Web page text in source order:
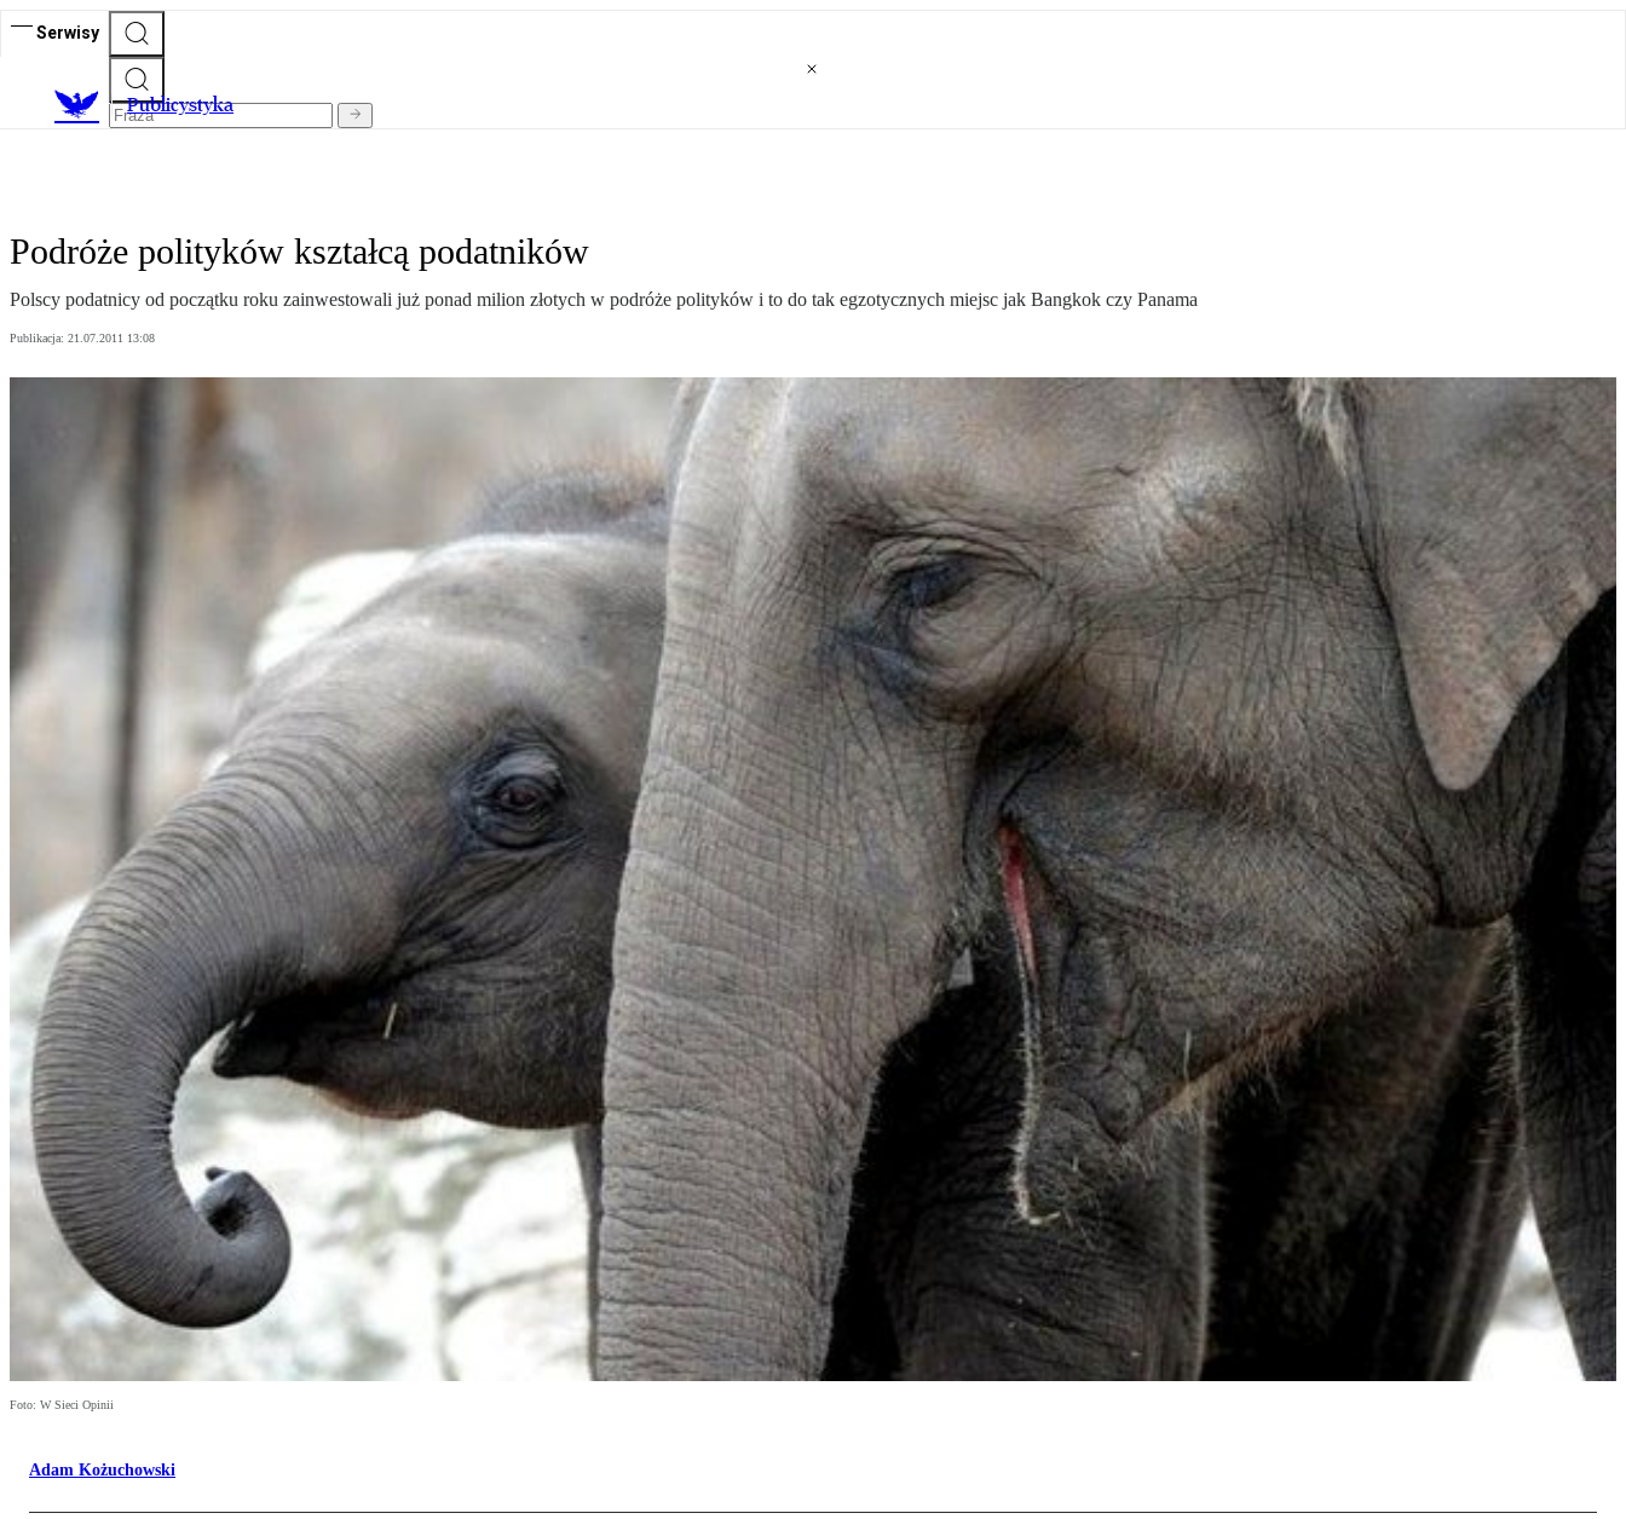
Serwisy
Publicystyka
Podróże polityków kształcą podatników
Polscy podatnicy od początku roku zainwestowali już ponad milion złotych w podróże polityków i to do tak egzotycznych miejsc jak Bangkok czy Panama
Publikacja: 21.07.2011 13:08
Foto: W Sieci Opinii
Adam Kożuchowski